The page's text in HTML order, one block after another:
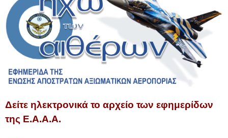
Δείτε ηλεκτρονικά το αρχείο των εφημερίδων
της Ε.Α.Α.Α.